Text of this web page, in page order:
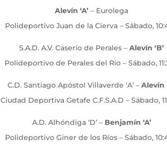
Alevín ‘A’ – Eurolega
Polideportivo Juan de la Cierva – Sábado,
S.A.D. A.V. Caserío de Perales –Alevín ‘B’
Polideportivo de Perales del Río – Sábado,
C.D. Santiago Apóstol Villaverde ‘A’ –Alevín
Ciudad Deportiva Getafe C.F.S.A.D – Sábado,
A.D. Alhóndiga ‘D’ – Benjamín ‘A’
Polideportivo Giner de los Ríos – Sábado,